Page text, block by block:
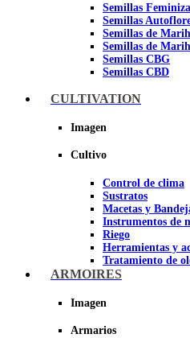
Semillas
Semillas
Semillas de
Semillas de
Semillas CBG
Semillas CBD
Sheer seeds
CULTIVATION
Imagen
Cultivo
Control de clima
Sustratos
Macetas y
Instrumentos de
Riego
Herramientas y
Tratamiento de
Insecticidas y
Papel Reflectante
ARMOIRES
Imagen
Armarios